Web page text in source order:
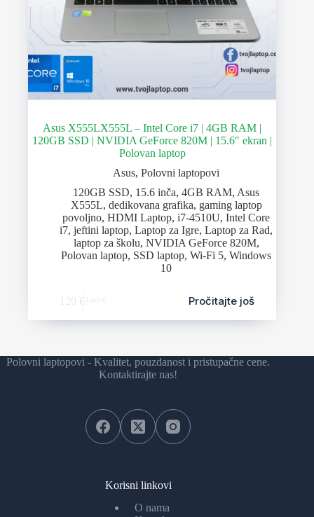
Asus X555LX555L – Intel Core i7 | 4GB RAM |
120GB SSD | NVIDIA GeForce 820M | 15.6″ ekran |
Polovan laptop
Asus,Polovni laptopovi
120GB SSD, 15.6 inča,4GB RAM, Asus
X555L, dedikovana grafika, gaming laptop
povoljno,HDMI Laptop,i7-4510U,Intel Core
i7,jeftini laptop,Laptop za Igre,Laptop za Rad,
laptop za školu, NVIDIA GeForce 820M,
Polovan laptop, SSD laptop,Wi-Fi 5,Windows
10
120 € Pročitajte još
Polovni laptopovi - Kvalitet, pouzdanost i pristupačne cene.
Kontaktirajte nas!
Korisni linkovi
O nama